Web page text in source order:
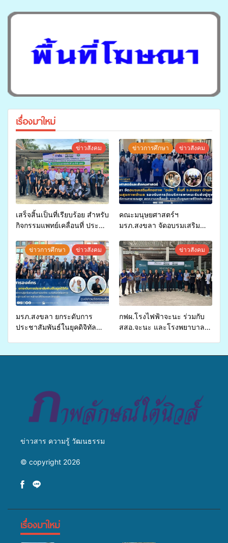
เรื่องมาใหม่
ข่าวสังคม
เสร็จสิ้นเป็นที่เรียบร้อย สำหรับ
กิจกรรมแพทย์เคลื่อนที่ ประจำ
สุขภาพแก่ประชาชนในพื้นที่
อำเภอจะนะ
ข่าวการศึกษา ข่าวสังคม
คณะมนุษยศาสตร์ฯ
มรภ.สงขลา จัดอบรมเสริม
จ่ายงบกองทุนสุขภาพตำบล
รองรับการจัดบริการพาหนะรับ
ส่งผู้ทุพพลภาพเพื่อเข้ารับ
บริการสาธารณสุข ลดความ
เหลื่อมล้ำ ยกระดับคุณภาพ
ชีวิตประชาชนอย่างยั่งยืน
ข่าวการศึกษา ข่าวสังคม
มรภ.สงขลา ยกระดับการ
ประชาสัมพันธ์ในยุคดิจิทัล
ข่าวสังคม
กฟผ.โรงไฟฟ้าจะนะ ร่วมกับ
สสอ.จะนะ และโรงพยาบาล
ข่าวสาร ความรู้ วัฒนธรรม
© copyright 2026
เรื่องมาใหม่